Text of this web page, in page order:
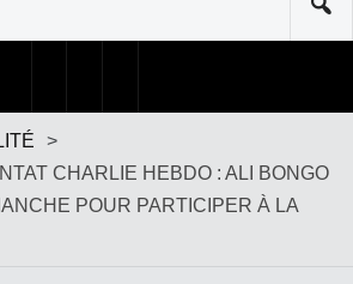
>
CHARLIE HEBDO : ALI BONGO
POUR PARTICIPER À LA